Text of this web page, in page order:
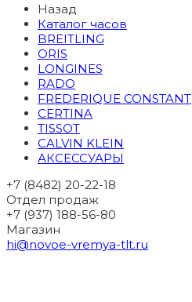
Назад
Каталог часов
BREITLING
ORIS
LONGINES
RADO
FREDERIQUE CONSTANT
CERTINA
TISSOT
CALVIN KLEIN
АКСЕССУАРЫ
+7 (8482) 20-22-18
Отдел продаж
+7 (937) 188-56-80
Магазин
hi@novoe-vremya-tlt.ru